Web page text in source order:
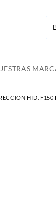
HID. F150